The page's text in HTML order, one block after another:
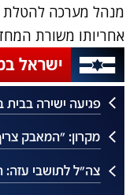
מנהל מערכה להטלת
אחריותו משורת